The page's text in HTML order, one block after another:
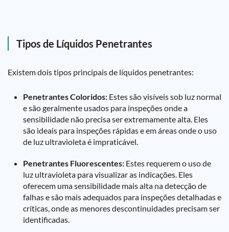
Tipos de Líquidos Penetrantes
Existem dois tipos principais de líquidos penetrantes:
Penetrantes Coloridos: Estes são visíveis sob luz normal
e são geralmente usados para inspeções onde a
sensibilidade não precisa ser extremamente alta. Eles
são ideais para inspeções rápidas e em áreas onde o uso
de luz ultravioleta é impraticável.
Penetrantes Fluorescentes: Estes requerem o uso de
luz ultravioleta para visualizar as indicações. Eles
oferecem uma sensibilidade mais alta na detecção de
falhas e são mais adequados para inspeções detalhadas e
críticas, onde as menores descontinuidades precisam ser
identificadas.